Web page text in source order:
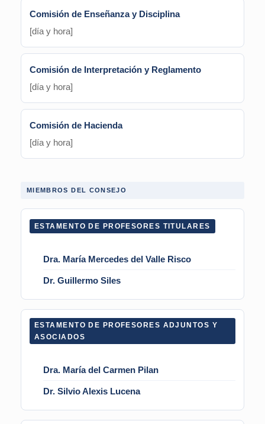
Comisión de Enseñanza y Disciplina
[día y hora]
Comisión de Interpretación y Reglamento
[día y hora]
Comisión de Hacienda
[día y hora]
MIEMBROS DEL CONSEJO
ESTAMENTO DE PROFESORES TITULARES
Dra. María Mercedes del Valle Risco
Dr. Guillermo Siles
ESTAMENTO DE PROFESORES ADJUNTOS Y
ASOCIADOS
Dra. María del Carmen Pilan
Dr. Silvio Alexis Lucena